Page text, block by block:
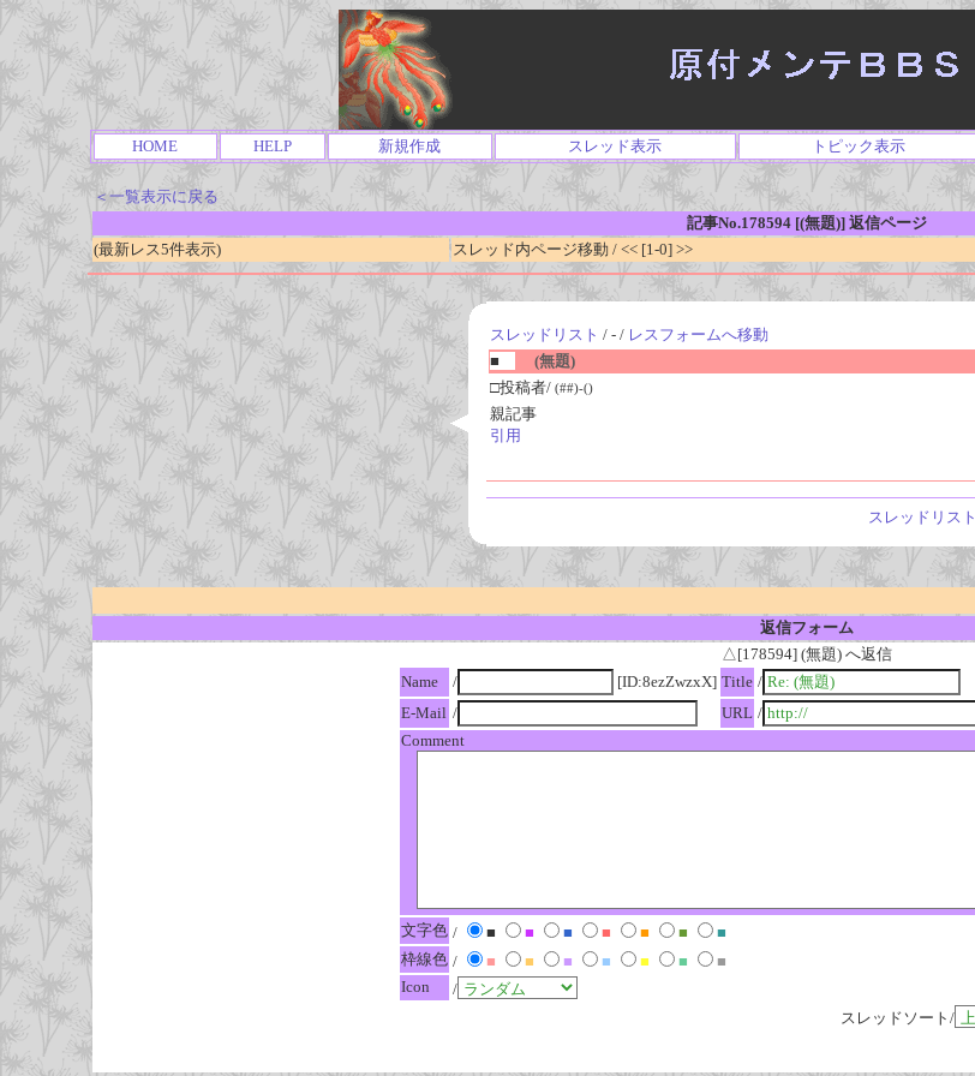
HOME HELP 新規作成 スレッド表示 トピック表示
＜一覧表示に戻る
記事No.178594 [(無題)] 返信ページ
(最新レス5件表示)
スレッド内ページ移動 / << [1-0] >>
スレッドリスト / - / レスフォームへ移動
■
(無題)
□投稿者/ (##)-()
親記事
引用
スレッドリスト
返信フォーム
△[178594] (無題) へ返信
Name
/ [ID:8ezZwzxX] Title /
E-Mail / URL /
Comment
文字色 / ■ ■ ■ ■ ■ ■
■
枠線色 / ■ ■ ■ ■ ■ ■
■
Icon
/
スレッドソート/